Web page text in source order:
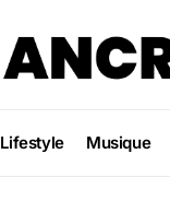
Lifestyle Musique